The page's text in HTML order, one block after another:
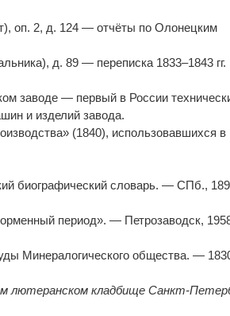
оп. 2, д. 124 — отчёты по Олонецким
д. 89 — переписка 1833–1843 гг.
заводе — первый в России
и изделий завода.
(1840), использовавшихся в
биографический словарь. — СПб.,
период». — Петрозаводск,
Минералогического общества. —
лютеранском кладбище Санкт-